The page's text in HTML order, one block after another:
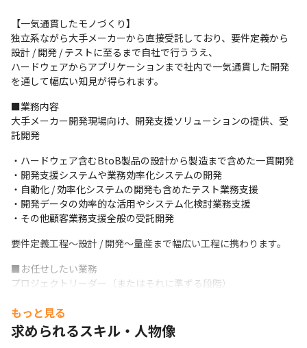
【一気通貫したモノづくり】
独立系ながら大手メーカーから直接受託しており、要件定義から
設計 / 開発 / テストに至るまで自社で行ううえ、
ハードウェアからアプリケーションまで社内で一気通貫した開発
を通して幅広い知見が得られます。
■業務内容
大手メーカー開発現場向け、開発支援ソリューションの提供、受
託開発
・ハードウェア含むBtoB製品の設計から製造まで含めた一貫開発
・開発支援システムや業務効率化システムの開発
・自動化 / 効率化システムの開発も含めたテスト業務支援
・開発データの効率的な活用やシステム化検討業務支援
・その他顧客業務支援全般の受託開発
要件定義工程～設計 / 開発～量産まで幅広い工程に携わります。
■お任せしたい業務
プロジェクトリーダー（またはそれに準ずる段階）
・プロジェクト全体の実行管理
・プロジェクトメンバーの管理
・必要に応じてプログラミング等の実業務
もっと見る
求められるスキル・人物像